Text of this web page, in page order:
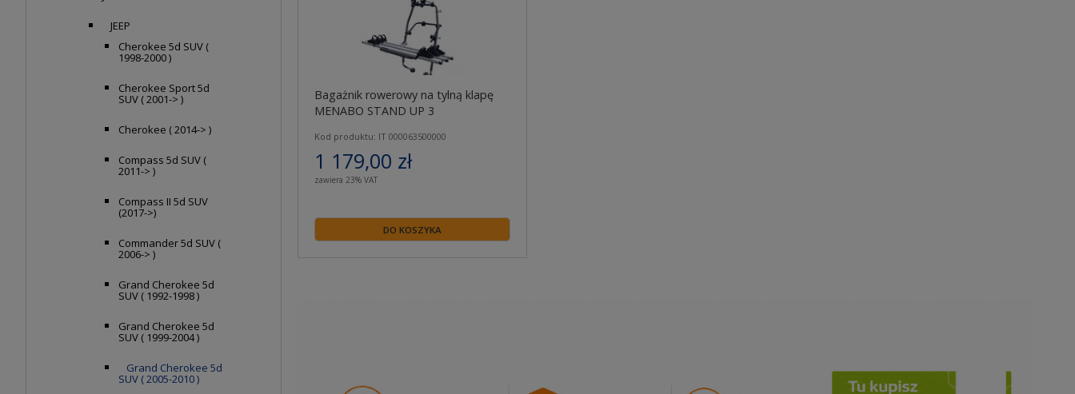
JEEP
Cherokee 5d SUV (
1998-2000 )
Cherokee Sport 5d
SUV ( 2001-> )
Cherokee ( 2014-> )
Compass 5d SUV (
2011-> )
Compass II 5d SUV
(2017->)
Commander 5d SUV (
2006-> )
Grand Cherokee 5d
SUV ( 1992-1998 )
Grand Cherokee 5d
SUV ( 1999-2004 )
Grand Cherokee 5d
SUV ( 2005-2010 )
Bagażnik rowerowy na tylną klapę
MENABO STAND UP 3
Kod produktu: IT 000063500000
1 179,00 zł
zawiera 23% VAT
DO KOSZYKA